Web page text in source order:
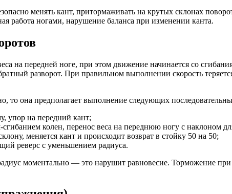
менять кант, притормаживать на крутых склонах
работа ногами, нарушение баланса при изменении канта.
на передней ноге, при этом движение начинается со
разворот. При правильном выполнении скорость
то она предполагает выполнение следующих
упор на передний кант;
колен, перенос веса на переднюю ногу с наклоном
меняется кант и происходит возврат в стойку 50 на 50;
реверс с уменьшением радиуса.
моментально — это нарушит равновесие. Торможение